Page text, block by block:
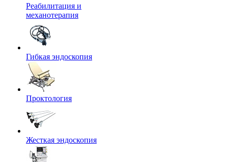
Реабилитация и
механотерапия
Гибкая эндоскопия
Проктология
Жесткая эндоскопия